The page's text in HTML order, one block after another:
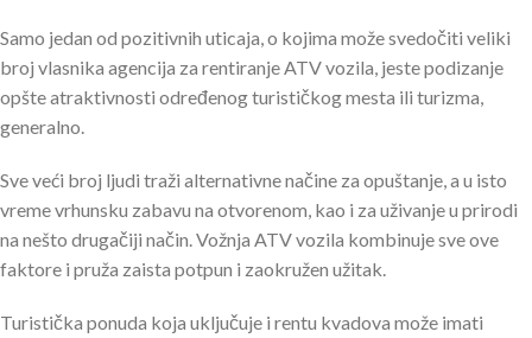
Samo jedan od pozitivnih uticaja, o kojima može svedočiti veliki
broj vlasnika agencija za rentiranje ATV vozila, jeste podizanje
opšte atraktivnosti određenog turističkog mesta ili turizma,
generalno.
Sve veći broj ljudi traži alternativne načine za opuštanje, a u isto
vreme vrhunsku zabavu na otvorenom, kao i za uživanje u prirodi
na nešto drugačiji način. Vožnja ATV vozila kombinuje sve ove
faktore i pruža zaista potpun i zaokružen užitak.
Turistička ponuda koja uključuje i rentu kvadova može imati